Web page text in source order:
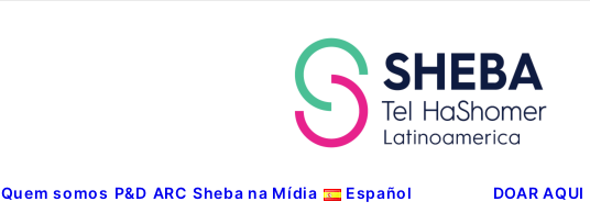
Quem somos P&D ARC Sheba na Mídia Español DOAR AQUI